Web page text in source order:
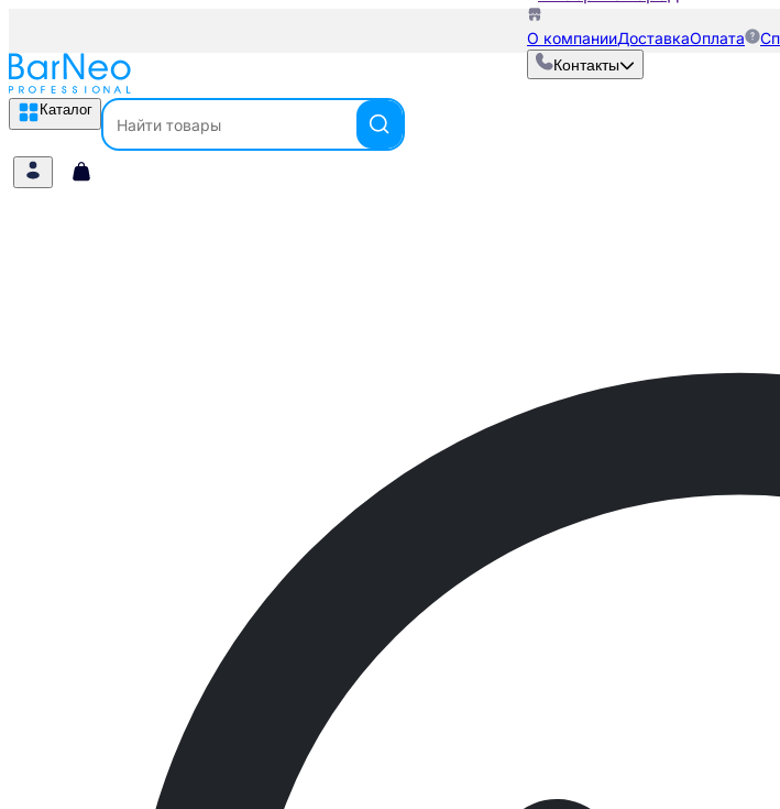
О компанииДоставкаОплата
Контакты
Каталог